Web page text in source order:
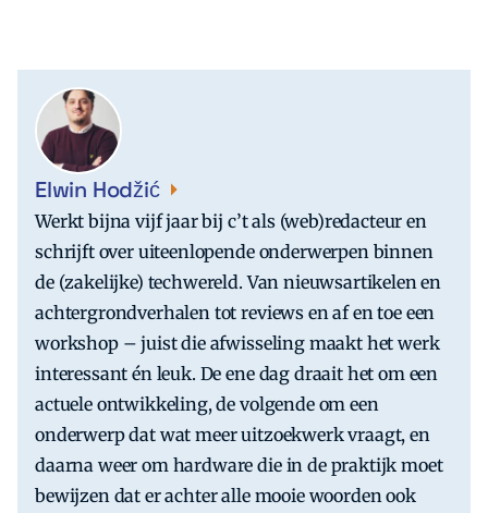
Elwin Hodžić
Werkt bijna vijf jaar bij c’t als (web)redacteur en
schrijft over uiteenlopende onderwerpen binnen
de (zakelijke) techwereld. Van nieuwsartikelen en
achtergrondverhalen tot reviews en af en toe een
workshop – juist die afwisseling maakt het werk
interessant én leuk. De ene dag draait het om een
actuele ontwikkeling, de volgende om een
onderwerp dat wat meer uitzoekwerk vraagt, en
daarna weer om hardware die in de praktijk moet
bewijzen dat er achter alle mooie woorden ook